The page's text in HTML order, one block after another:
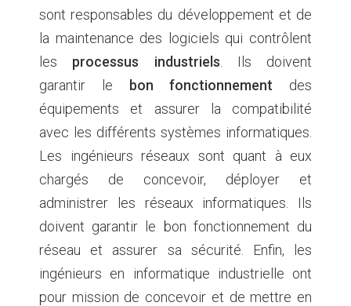
sont responsables du développement et de
la maintenance des logiciels qui contrôlent
les processus industriels . Ils doivent
garantir le
bon fonctionnement des
équipements et assurer la compatibilité
avec les différents systèmes informatiques.
Les ingénieurs réseaux sont quant à eux
chargés de concevoir, déployer et
administrer les réseaux informatiques. Ils
doivent garantir le bon fonctionnement du
réseau et assurer sa sécurité. Enfin, les
ingénieurs en informatique industrielle ont
pour mission de concevoir et de mettre en